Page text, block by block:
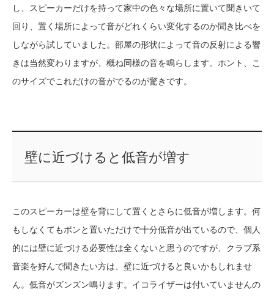
し、スピーカーだけを持って家中の色々な場所に置いて聞きいて
回り、置く場所によって音がどれくらい変化するのか聞き比べを
しながら試していました。部屋の形状によって音の反射による響
きは当然変わりますが、概ね同様の音を鳴らします。ホント、こ
のサイズでこれだけの音がでるのが驚きです。
壁に近づけると低音が増す
このスピーカーは壁を背にして置くとさらに低音が増します。何
もしなくてもポンと置いただけで十分低音が出ているので、個人
的には壁に近づける必要性は全くないと思うのですが、クラブ系
音楽を好んで聞きたい方は、壁に近づけると良いかもしれませ
ん。低音がズンズン鳴ります。イコライザーは付いていませんの